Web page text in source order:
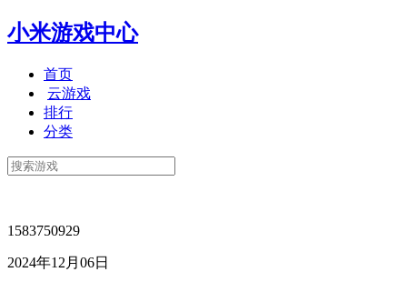
小米游戏中心
首页
云游戏
排行
分类
1583750929
2024年12月06日